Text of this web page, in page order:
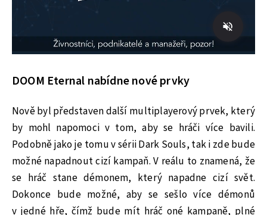
DOOM Eternal nabídne nové prvky
Nově byl představen další multiplayerový prvek, který
by mohl napomoci v tom, aby se hráči více bavili.
Podobně jako je tomu v sérii Dark Souls, tak i zde bude
možné napadnout cizí kampaň. V reálu to znamená, že
se hráč stane démonem, který napadne cizí svět.
Dokonce bude možné, aby se sešlo více démonů
v jedné hře, čímž bude mít hráč oné kampaně, plné